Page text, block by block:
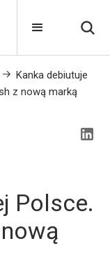
Kanka debiutuje
z nową marką
Polsce.